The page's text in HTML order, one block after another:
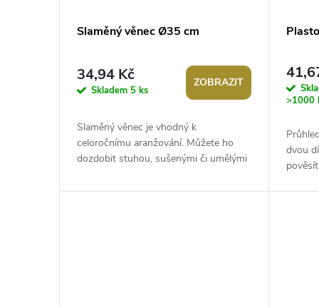
Slaměný věnec Ø35 cm
34,94 Kč
Skladem 5 ks
ZOBRAZIT
Slaměný věnec je vhodný k
celoročnímu aranžování. Můžete ho
dozdobit stuhou, sušenými či umělými
Věnce...
>1000
dvou